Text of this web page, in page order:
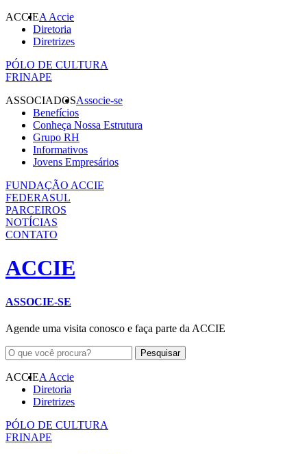
ACCIEA Accie
Diretoria
Diretrizes
PÓLO DE CULTURA
FRINAPE
ASSOCIADOSAssocie-se
Benefícios
Conheça Nossa Estrutura
Grupo RH
Informativos
Jovens Empresários
FUNDAÇÃO ACCIE
FEDERASUL
PARCEIROS
NOTÍCIAS
CONTATO
ACCIE
ASSOCIE-SE
Agende uma visita conosco e faça parte da ACCIE
ACCIEA Accie
Diretoria
Diretrizes
PÓLO DE CULTURA
FRINAPE